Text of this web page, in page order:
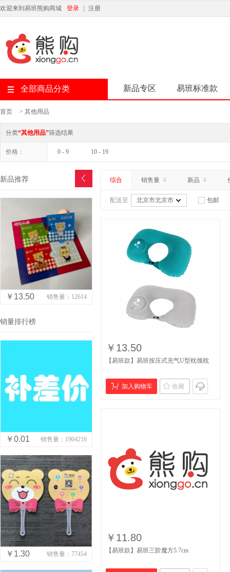
欢迎来到易班熊购商城 登录 注册
全部商品分类 新品专区 易班标准款
首页 > 其他用品
分类“其他用品”筛选结果
价格： 0 - 9 10 - 19
新品推荐
￥13.50 销售量：12614
销量排行榜
￥0.01 销售量：1904216
￥1.30 销售量：77454
综合 销售量 新品
配送至 北京市北京市 包邮
￥13.50
【易班款】易班按压式充气U型枕颈枕
加入购物车 收藏
￥11.80
【易班款】易班三阶魔方5.7cm